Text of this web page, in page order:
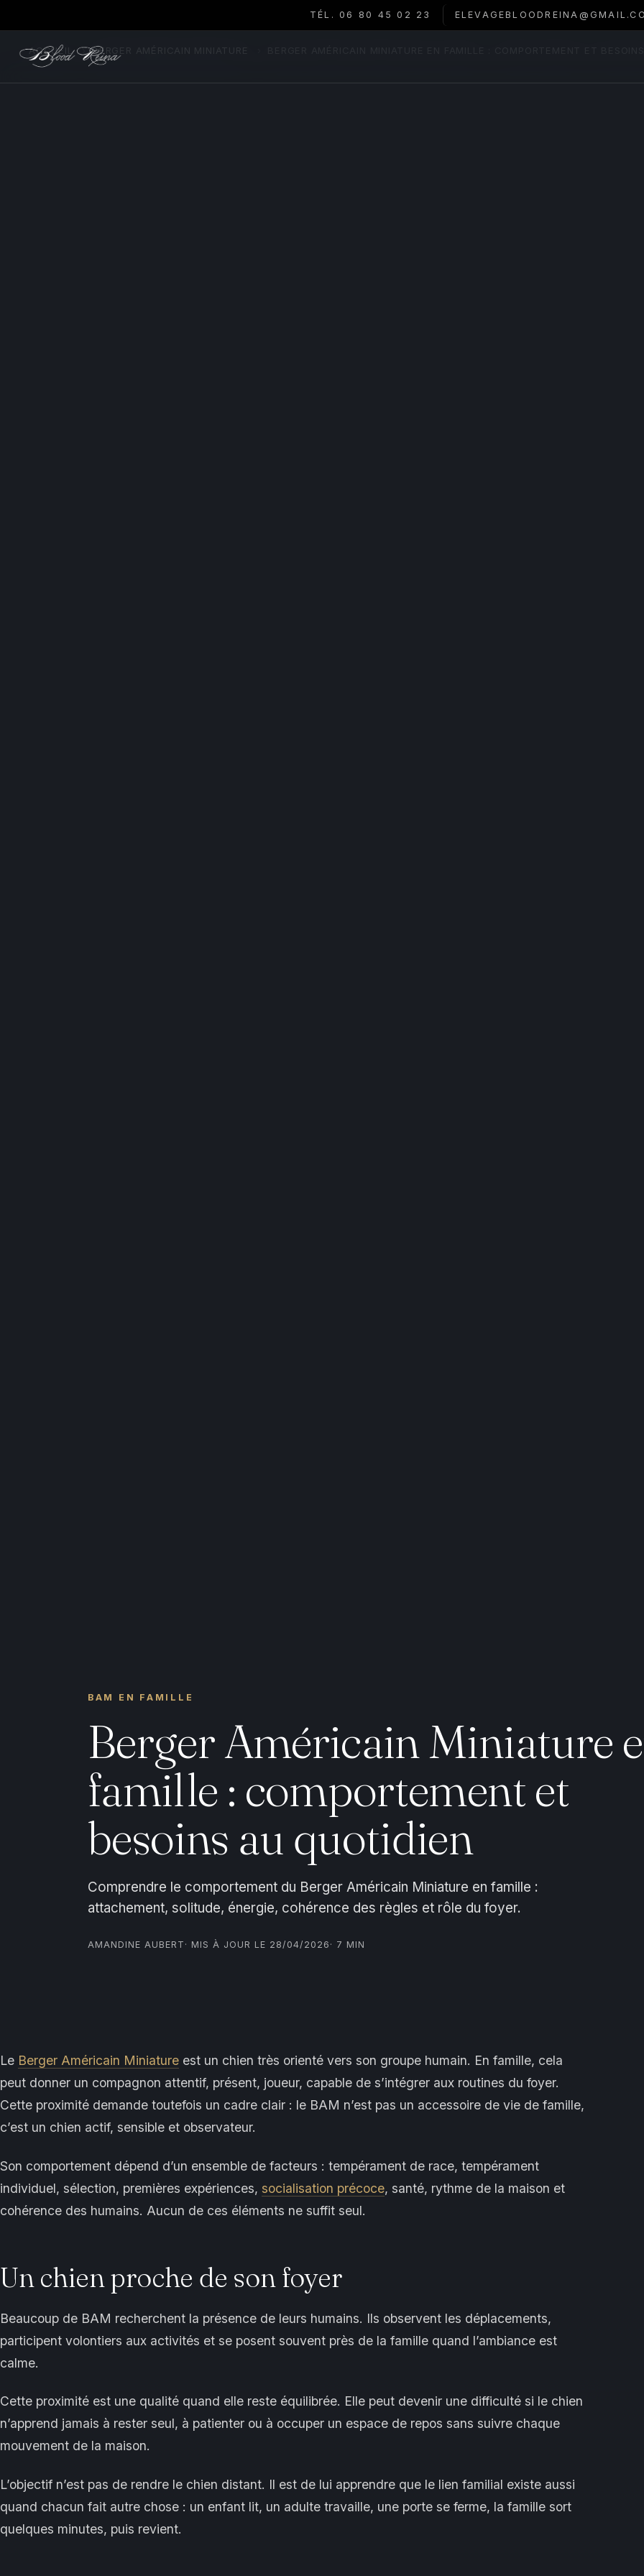
TÉL. 06 80 45 02 23
ACCUEIL › BERGER AMÉRICAIN MINIATURE
BAM EN FAMILLE
Berger Américain Miniature
famille : comportement et
besoins au quotidien
Comprendre le comportement du Berger Américain Miniature en famille :
attachement, solitude, énergie, cohérence des règles et rôle du foyer.
AMANDINE AUBERT · MIS À JOUR LE 28/04/2026 · 7 MIN
Le Berger Américain Miniature est un chien très orienté vers son groupe humain. En famille, cela
peut donner un compagnon attentif, présent, joueur, capable de s’intégrer aux routines du foyer.
Cette proximité demande toutefois un cadre clair : le BAM n’est pas un accessoire de vie de famille,
c’est un chien actif, sensible et observateur.
Son comportement dépend d’un ensemble de facteurs : tempérament de race, tempérament
individuel, sélection, premières expériences, socialisation précoce, santé, rythme de la maison et
cohérence des humains. Aucun de ces éléments ne suffit seul.
Un chien proche de son foyer
Beaucoup de BAM recherchent la présence de leurs humains. Ils observent les déplacements,
participent volontiers aux activités et se posent souvent près de la famille quand l’ambiance est
calme.
Cette proximité est une qualité quand elle reste équilibrée. Elle peut devenir une difficulté si le chien
n’apprend jamais à rester seul, à patienter ou à occuper un espace de repos sans suivre chaque
mouvement de la maison.
L’objectif n’est pas de rendre le chien distant. Il est de lui apprendre que le lien familial existe aussi
quand chacun fait autre chose : un enfant lit, un adulte travaille, une porte se ferme, la famille sort
quelques minutes, puis revient.